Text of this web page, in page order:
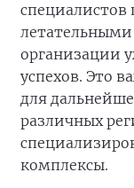
организации
успехов. Это
для
различных
комплексы.